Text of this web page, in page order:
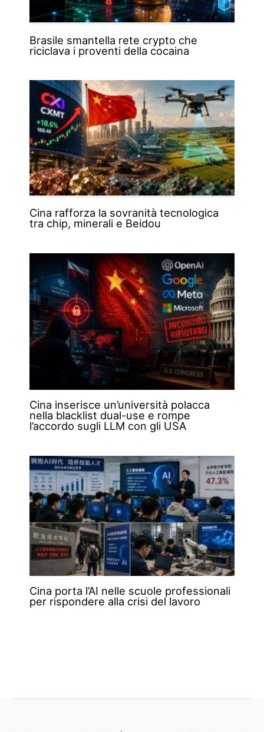
Brasile smantella rete crypto che
riciclava i proventi della cocaina
Cina rafforza la sovranità tecnologica
tra chip, minerali e Beidou
Cina inserisce un’università polacca
nella blacklist dual-use e rompe
l’accordo sugli LLM con gli USA
Cina porta l’AI nelle scuole professionali
per rispondere alla crisi del lavoro